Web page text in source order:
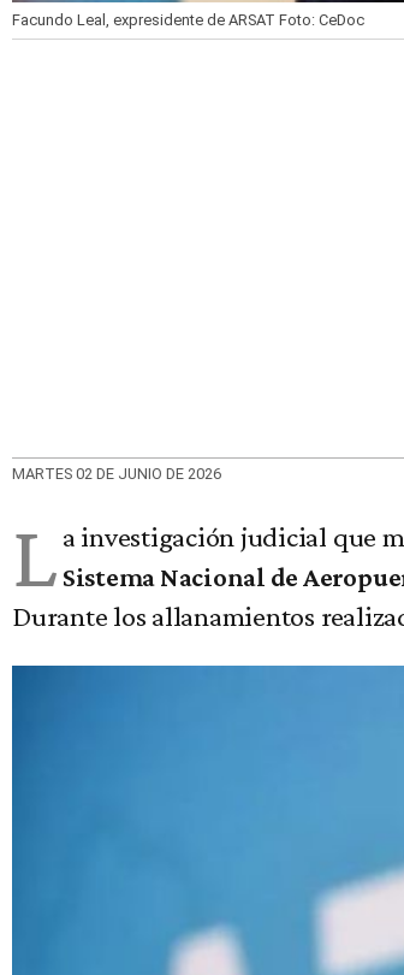
Facundo Leal, expresidente de ARSAT Foto: CeDoc
MARTES 02 DE JUNIO DE 2026
L a investigación judicial que
Sistema Nacional de
Durante los allanamientos